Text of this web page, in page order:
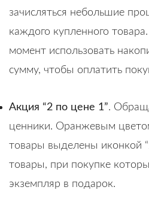
зачисляться небольшие
каждого купленного
момент использовать
сумму, чтобы оплатить
Акция “2 по цене 1”.
ценники. Оранжевым
товары выделены иконкой
товары, при покупке
экземпляр в подарок.